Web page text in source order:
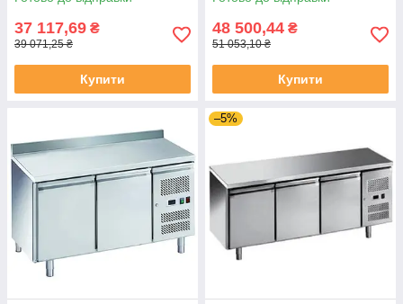
37 117,69 ₴
39 071,25 ₴
Купити
48 500,44 ₴
51 053,10 ₴
Купити
–5%